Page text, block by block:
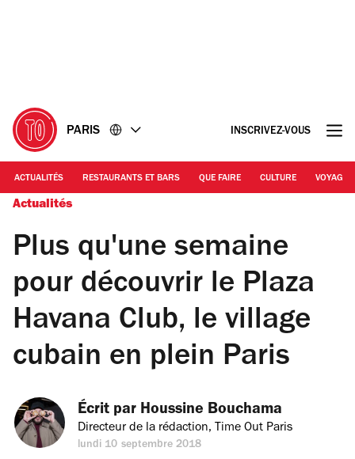
PARIS INSCRIVEZ-VOUS
ACTUALITÉS RESTAURANTS ET BARS QUE FAIRE CULTURE VOYAGE
Actualités
Plus qu'une semaine
pour découvrir le Plaza
Havana Club, le village
cubain en plein Paris
Écrit par Houssine Bouchama
Directeur de la rédaction, Time Out Paris
lundi 10 septembre 2018